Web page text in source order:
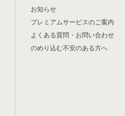
お知らせ
プレミアムサービスのご案内
よくある質問・お問い合わせ
のめり込む不安のある方へ